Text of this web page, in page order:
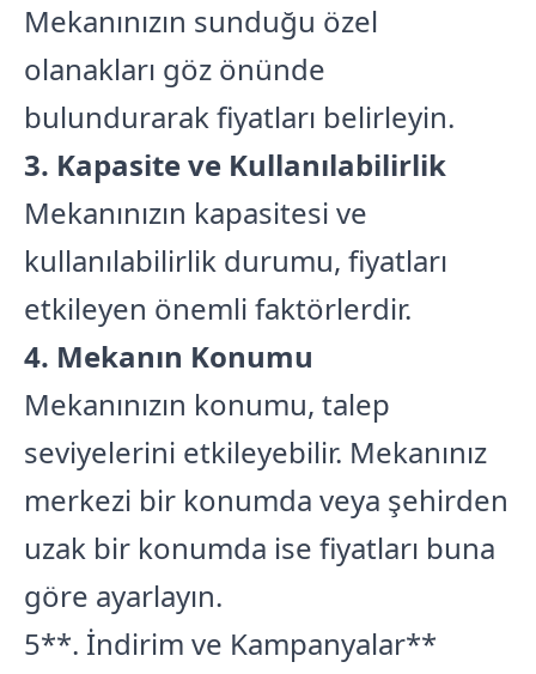
Mekanınızın sunduğu özel
olanakları göz önünde
bulundurarak fiyatları belirleyin.
3. Kapasite ve Kullanılabilirlik
Mekanınızın kapasitesi ve
kullanılabilirlik durumu, fiyatları
etkileyen önemli faktörlerdir.
4. Mekanın Konumu
Mekanınızın konumu, talep
seviyelerini etkileyebilir. Mekanınız
merkezi bir konumda veya şehirden
uzak bir konumda ise fiyatları buna
göre ayarlayın.
5**. İndirim ve Kampanyalar**